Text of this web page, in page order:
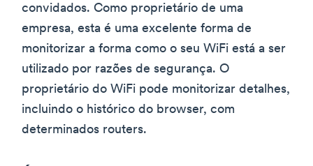
convidados. Como proprietário de uma
empresa, esta é uma excelente forma de
monitorizar a forma como o seu WiFi está a ser
utilizado por razões de segurança. O
proprietário do WiFi pode monitorizar detalhes,
incluindo o histórico do browser, com
determinados routers.